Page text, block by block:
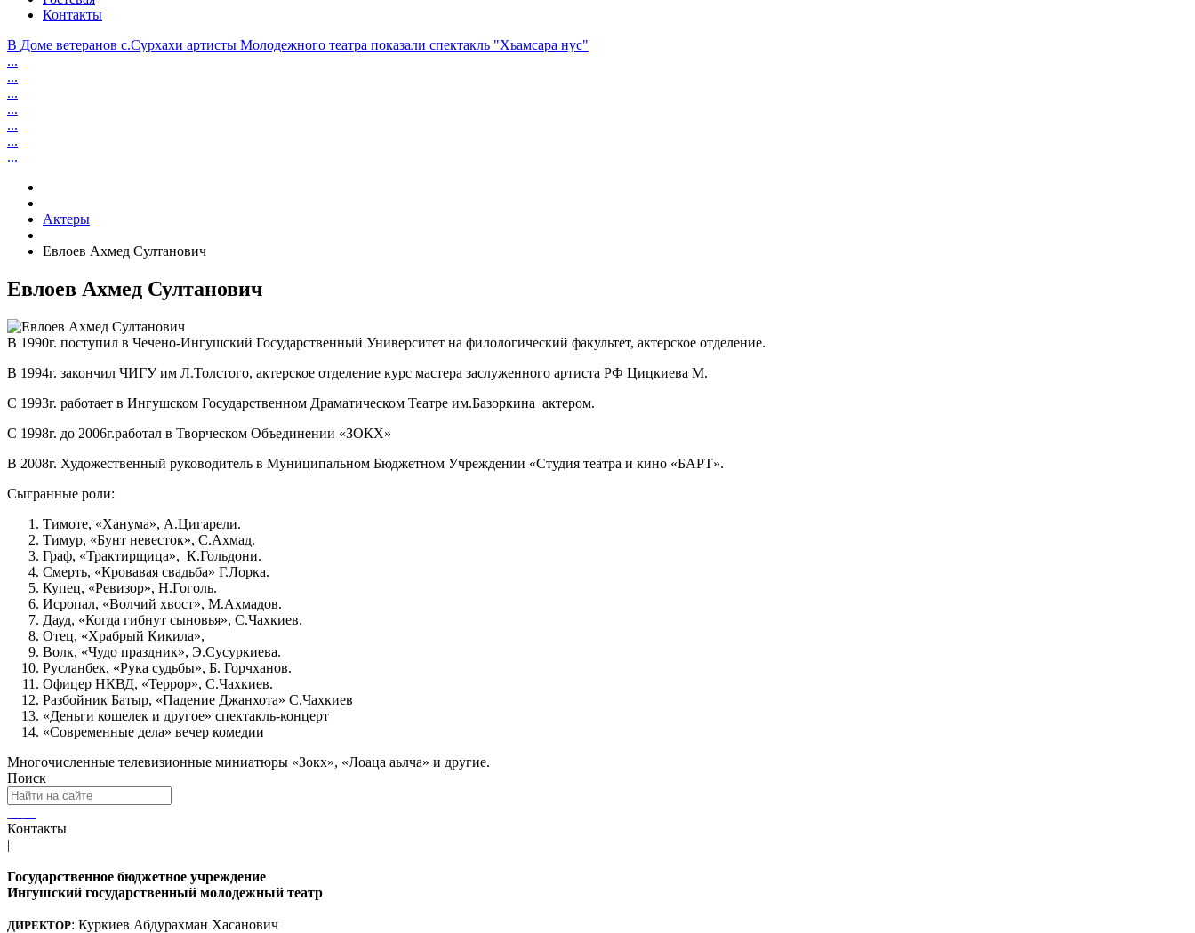
Контакты
В Доме ветеранов с.Сурхахи артисты Молодежного театра показали спектакль "Хьамсара нус"
...
...
...
...
...
...
...
Актеры
Евлоев Ахмед Султанович
Евлоев Ахмед Султанович
В 1990г. поступил в Чечено-Ингушский Государственный Университет на филологический факультет, актерское отделение.
В 1994г. закончил ЧИГУ им Л.Толстого, актерское отделение курс мастера заслуженного артиста РФ Цицкиева М.
С 1993г. работает в Ингушском Государственном Драматическом Театре им.Базоркина актером.
С 1998г. до 2006г.работал в Творческом Объединении «ЗОКХ»
В 2008г. Художественный руководитель в Муниципальном Бюджетном Учреждении «Студия театра и кино «БАРТ».
Сыгранные роли:
Тимоте, «Ханума», А.Цигарели.
Тимур, «Бунт невесток», С.Ахмад.
Граф, «Трактирщица», К.Гольдони.
Смерть, «Кровавая свадьба» Г.Лорка.
Купец, «Ревизор», Н.Гоголь.
Исропал, «Волчий хвост», М.Ахмадов.
Дауд, «Когда гибнут сыновья», С.Чахкиев.
Отец, «Храбрый Кикила»,
Волк, «Чудо праздник», Э.Сусуркиева.
Русланбек, «Рука судьбы», Б. Горчханов.
Офицер НКВД, «Террор», С.Чахкиев.
Разбойник Батыр, «Падение Джанхота» С.Чахкиев
«Деньги кошелек и другое» спектакль-концерт
«Современные дела» вечер комедии
Многочисленные телевизионные миниатюры «Зокх», «Лоаца аьлча» и другие.
Поиск
Контакты
|
Государственное бюджетное учреждение
Ингушский государственный молодежный театр
ДИРЕКТОР: Куркиев Абдурахман Хасанович